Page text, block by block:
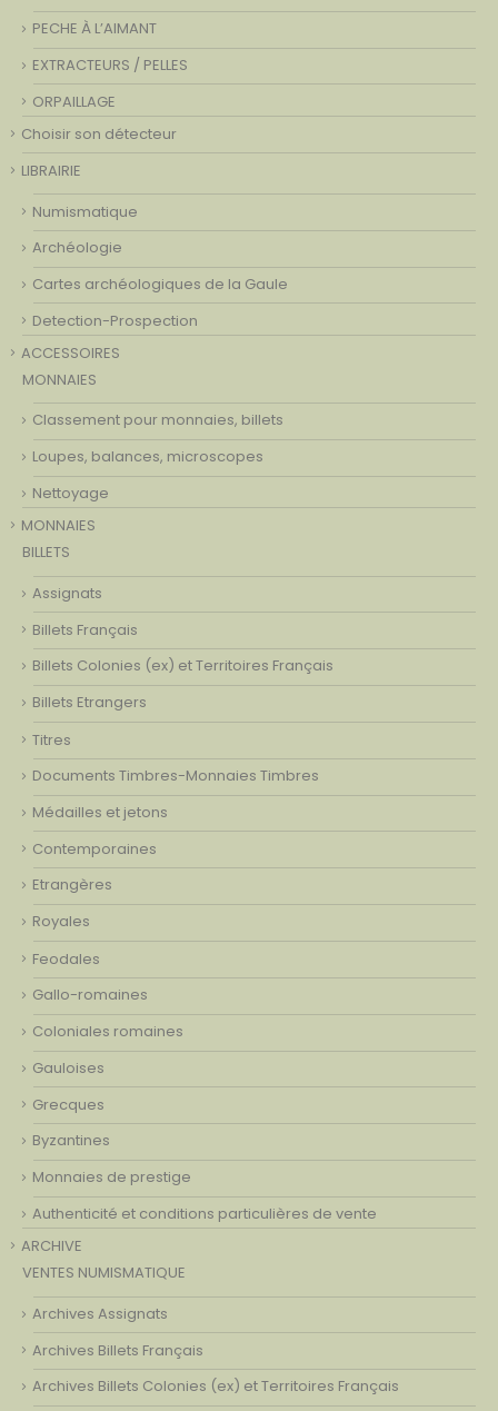
PECHE À L’AIMANT
EXTRACTEURS / PELLES
ORPAILLAGE
Choisir son détecteur
LIBRAIRIE
Numismatique
Archéologie
Cartes archéologiques de la Gaule
Detection-Prospection
ACCESSOIRES
MONNAIES
Classement pour monnaies, billets
Loupes, balances, microscopes
Nettoyage
MONNAIES
BILLETS
Assignats
Billets Français
Billets Colonies (ex) et Territoires Français
Billets Etrangers
Titres
Documents Timbres-Monnaies Timbres
Médailles et jetons
Contemporaines
Etrangères
Royales
Feodales
Gallo-romaines
Coloniales romaines
Gauloises
Grecques
Byzantines
Monnaies de prestige
Authenticité et conditions particulières de vente
ARCHIVE
VENTES NUMISMATIQUE
Archives Assignats
Archives Billets Français
Archives Billets Colonies (ex) et Territoires Français